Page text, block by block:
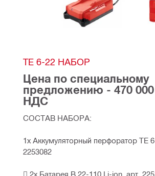
TE 6-22 НАБОР
Цена по специальному
предложению - 470
НДС
СОСТАВ НАБОРА:
1х Аккумуляторный перфоратор TE
2253082
 2х Батарея B 22-110 Li-ion, арт.